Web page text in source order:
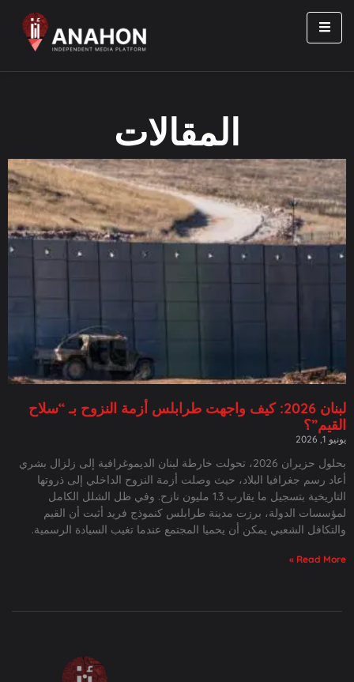
المقالات
لبنان 2026: كيف واجهت طرابلس أزمة النزوح بـ “سلاح
القيم”؟
يونيو 1, 2026
بحلول حزيران 2026، تحولت خارطة لبنان الديموغرافية إلى زلزال بشري
أعاد رسم جغرافيا البلاد، حيث وصلت أزمة النزوح الداخلي إلى ذروتها
التاريخية بتسجيل ما يقارب 1.3 مليون نازح. وفي ظل الشلل الكامل
لمؤسسات الدولة، برزت مدينة طرابلس كنموذج فريد أثبت أن القيم
والتكافل الشعبي يمكن أن يحميا المجتمع عندما تغيب السيادة الرسمية.
Read More »